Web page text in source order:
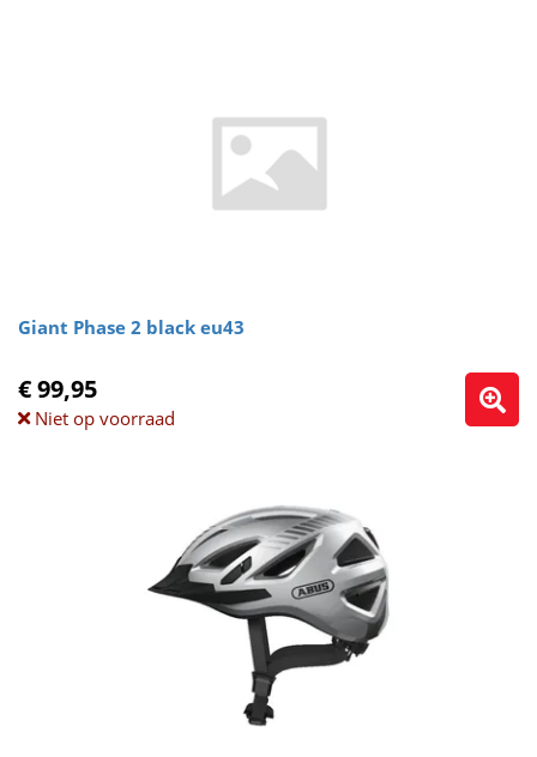
Giant Phase 2 black eu43
€ 99,95
Niet op voorraad